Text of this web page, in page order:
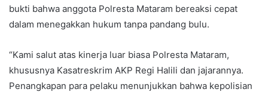
bukti bahwa anggota Polresta Mataram bereaksi cepat
dalam menegakkan hukum tanpa pandang bulu.
“Kami salut atas kinerja luar biasa Polresta Mataram,
khususnya Kasatreskrim AKP Regi Halili dan jajarannya.
Penangkapan para pelaku menunjukkan bahwa kepolisian